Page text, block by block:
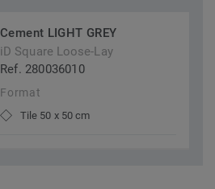
Cement LIGHT GREY
iD Square Loose-Lay
Ref. 280036010
Format
Tile 50 x 50 cm